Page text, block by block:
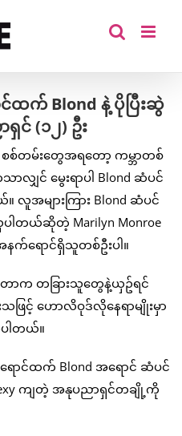
က် Blond နဲ့ ပိုပြီးဆွဲ
င် (၁၂) ဦး
စ်တမ်းတွေအရတော့ ကမ္ဘာတစ်
လျှင် မွေးရာပါ Blond ဆံပင်
လူအများကြား Blond ဆံပင်
ပါတယ်ဆိုတဲ့ Marilyn Monroe
ရောင်ရှိသူတစ်ဦးပါ။
ာက တခြားသူတွေနဲ့ယှဥ်ရင်
ြင့် ဟောလိဝုဒ်လိုနေရာမျိုးမှာ
ပါတယ်။
ာင်ထက် Blond အရောင် ဆံပင်
ကျတဲ့ အနုပညာရှင်တချို့ကို